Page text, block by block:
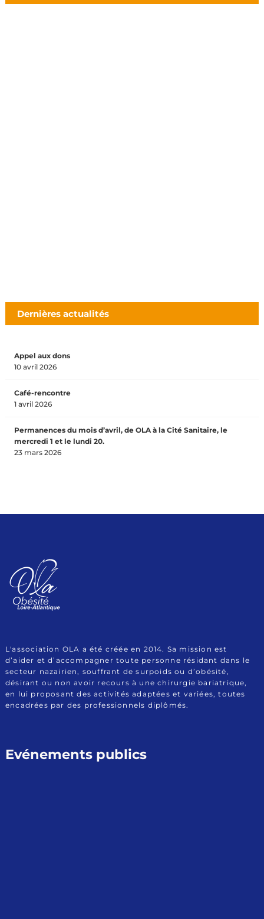
Dernières actualités
Appel aux dons
10 avril 2026
Café-rencontre
1 avril 2026
Permanences du mois d’avril, de OLA à la Cité Sanitaire, le
mercredi 1 et le lundi 20.
23 mars 2026
Loire Atlantique
L'association OLA a été créée en 2014. Sa mission est
d’aider et d’accompagner toute personne résidant dans le
secteur nazairien, souffrant de surpoids ou d’obésité,
désirant ou non avoir recours à une chirurgie bariatrique,
en lui proposant des activités adaptées et variées, toutes
encadrées par des professionnels diplômés.
Evénements publics